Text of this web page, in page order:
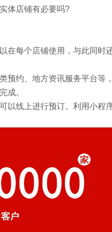
体店铺有必要吗?
在每个店铺使用，与此同时
约、地方资讯服务平台等
成。
线上进行预订。利用小程